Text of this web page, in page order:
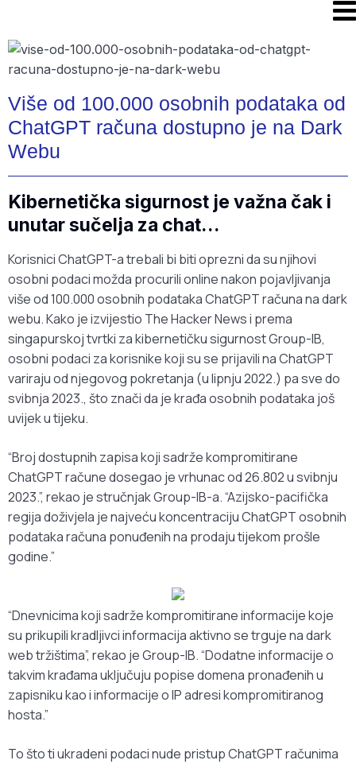
Više od 100.000 osobnih podataka od
ChatGPT računa dostupno je na Dark
Webu
Kibernetička sigurnost je važna čak i
unutar sučelja za chat…
Korisnici ChatGPT-a trebali bi biti oprezni da su njihovi
osobni podaci možda procurili online nakon pojavljivanja
više od 100.000 osobnih podataka ChatGPT računa na dark
webu. Kako je izvijestio The Hacker News i prema
singapurskoj tvrtki za kibernetičku sigurnost Group-IB,
osobni podaci za korisnike koji su se prijavili na ChatGPT
variraju od njegovog pokretanja (u lipnju 2022.) pa sve do
svibnja 2023., što znači da je krađa osobnih podataka još
uvijek u tijeku.
“Broj dostupnih zapisa koji sadrže kompromitirane
ChatGPT račune dosegao je vrhunac od 26.802 u svibnju
2023.”, rekao je stručnjak Group-IB-a. “Azijsko-pacifička
regija doživjela je najveću koncentraciju ChatGPT osobnih
podataka računa ponuđenih na prodaju tijekom prošle
godine.”
“Dnevnicima koji sadrže kompromitirane informacije koje
su prikupili kradljivci informacija aktivno se trguje na dark
web tržištima”, rekao je Group-IB. “Dodatne informacije o
takvim krađama uključuju popise domena pronađenih u
zapisniku kao i informacije o IP adresi kompromitiranog
hosta.”
To što ti ukradeni podaci nude pristup ChatGPT računima